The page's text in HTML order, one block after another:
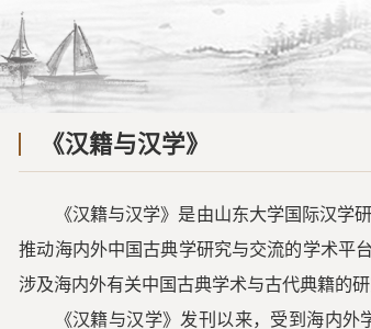
《汉籍与汉学》
《汉籍与汉学》是由山东大学国际汉学
推动海内外中国古典学研究与交流的学术平
涉及海内外有关中国古典学术与古代典籍的研
《汉籍与汉学》发刊以来，受到海内